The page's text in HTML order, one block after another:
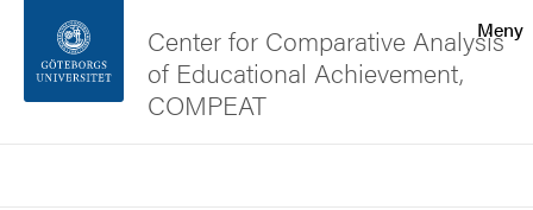
Sidfoten
Meny
Center for Comparative Analysis
of Educational Achievement,
COMPEAT